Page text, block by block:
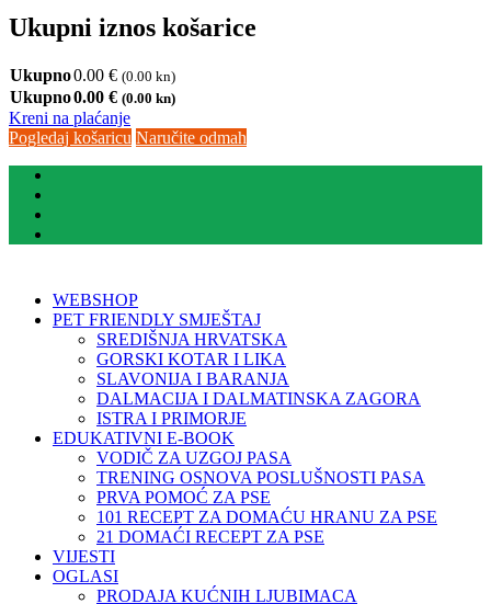
Ukupni iznos košarice
Ukupno0.00 € (0.00 kn)
Ukupno0.00 € (0.00 kn)
Kreni na plaćanje
Pogledaj košaricu Naručite odmah
WEBSHOP
PET FRIENDLY SMJEŠTAJ
SREDIŠNJA HRVATSKA
GORSKI KOTAR I LIKA
SLAVONIJA I BARANJA
DALMACIJA I DALMATINSKA ZAGORA
ISTRA I PRIMORJE
EDUKATIVNI E-BOOK
VODIČ ZA UZGOJ PASA
TRENING OSNOVA POSLUŠNOSTI PASA
PRVA POMOĆ ZA PSE
101 RECEPT ZA DOMAĆU HRANU ZA PSE
21 DOMAĆI RECEPT ZA PSE
VIJESTI
OGLASI
PRODAJA KUĆNIH LJUBIMACA